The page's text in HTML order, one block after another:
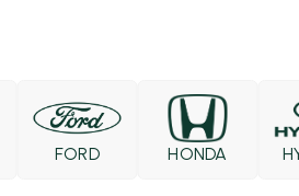
FORD HONDA